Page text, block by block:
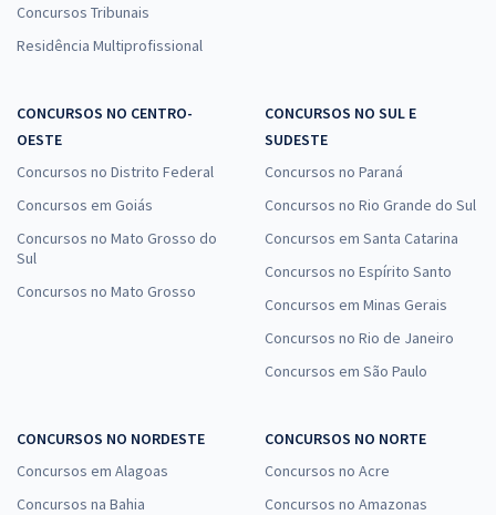
Concursos Tribunais
Residência Multiprofissional
CONCURSOS NO CENTRO-
OESTE
Concursos no Distrito Federal
Concursos em Goiás
Concursos no Mato Grosso do
Sul
Concursos no Mato Grosso
CONCURSOS NO SUL E
SUDESTE
Concursos no Paraná
Concursos no Rio Grande do Sul
Concursos em Santa Catarina
Concursos no Espírito Santo
Concursos em Minas Gerais
Concursos no Rio de Janeiro
Concursos em São Paulo
CONCURSOS NO NORDESTE
Concursos em Alagoas
Concursos na Bahia
CONCURSOS NO NORTE
Concursos no Acre
Concursos no Amazonas